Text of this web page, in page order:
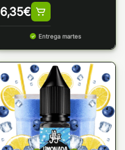
6,35€
Entrega martes